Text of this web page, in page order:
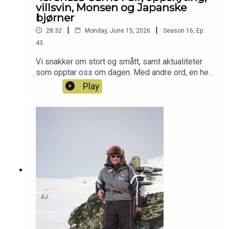
inn her: https://www.patreon.com/c/jegerpodden
villsvin, Monsen og Japanske
bjørner
28:32 | Monday, June 15, 2026 | Season 16 Ep.
43
Vi snakker om stort og smått, samt aktualiteter
som opptar oss om dagen. Med andre ord, en helt
vanlig Tirsdagspodd med Jegerpodden :-) Har du
også lyst til å bli med i Patreon-jaktlaget? Da er
Play